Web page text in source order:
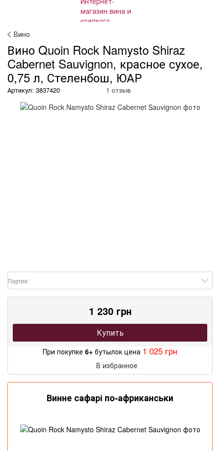
Вино
Вино Quoin Rock Namysto Shiraz
Cabernet Sauvignon, красное сухое,
0,75 л, Стеленбош, ЮАР
Артикул: 3837420 1 отзыв
Партия:
1 230 грн
Купить
При покупке 6+ бутылок цена 1 025 грн
В избранное
Винне сафарі по-африканськи